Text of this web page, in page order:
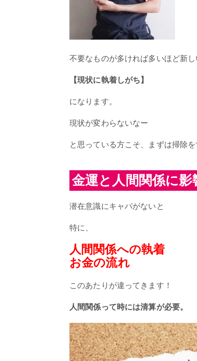
不要なものが多ければ多いほど新
【現状に執着しがち】
になります。
現状が変わらないなー
と思っている方こそ、まずは掃除
金運と人間関係に影
潜在意識にキャパがないと
特に、
人間関係への執着
お金の流れ
このあたりが違ってきます！
人間関係って時には清算が必要。